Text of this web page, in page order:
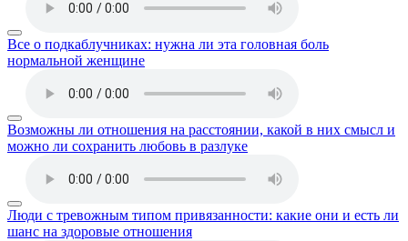
Все о подкаблучниках: нужна ли эта головная боль
нормальной женщине
Возможны ли отношения на расстоянии, какой в них смысл и
можно ли сохранить любовь в разлуке
Люди с тревожным типом привязанности: какие они и есть ли
шанс на здоровые отношения